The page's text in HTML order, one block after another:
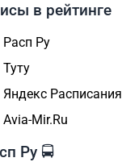
в рейтинге
Расп Ру
Туту
Яндекс Расписания
Avia-Mir.Ru
Ру 🚍